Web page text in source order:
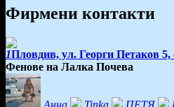
Фирмени контакти
1Пловдив, ул. Георги Петаков 5,
Фенове на Лалка Почева
Анна Tinka ПЕТЯ